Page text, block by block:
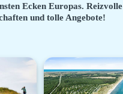
Ecken Europas. Reizvolle
und tolle Angebote!